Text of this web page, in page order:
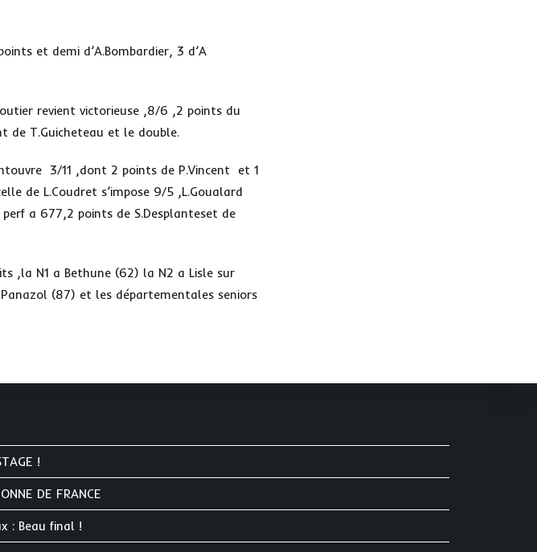
et demi d’A.Bombardier, 3 d’A
revient victorieuse ,8/6 ,2 points du
de T.Guicheteau et le double.
3/11 ,dont 2 points de P.Vincent et 1
de L.Coudret s’impose 9/5 ,L.Goualard
a 677,2 points de S.Desplanteset de
,la N1 a Bethune (62) la N2 a Lisle sur
(87) et les départementales seniors
!
DE FRANCE
: Beau final !